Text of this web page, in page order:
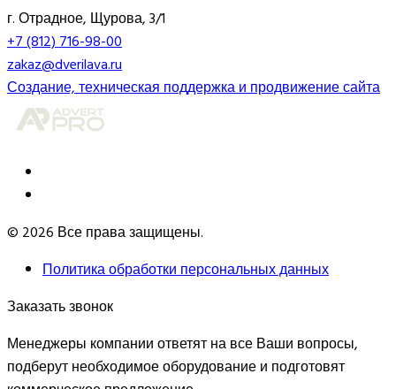
г. Отрадное, Щурова, 3/1
+7 (812) 716-98-00
zakaz@dverilava.ru
Создание, техническая поддержка и продвижение сайта
© 2026 Все права защищены.
Политика обработки персональных данных
Заказать звонок
Менеджеры компании ответят на все Ваши вопросы,
подберут необходимое оборудование и подготовят